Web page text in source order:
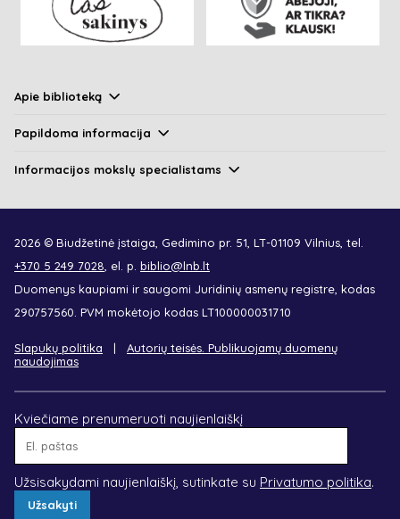
Apie biblioteką
Papildoma informacija
Informacijos mokslų specialistams
2026 © Biudžetinė įstaiga, Gedimino pr. 51, LT-01109 Vilnius, tel.
+370 5 249 7028 , el. p. biblio@lnb.lt
Duomenys kaupiami ir saugomi Juridinių asmenų registre, kodas
290757560. PVM mokėtojo kodas LT100000031710
Slapukų politika
Autorių teisės. Publikuojamų duomenų
naudojimas
Kviečiame prenumeruoti naujienlaiškį
Užsisakydami naujienlaiškį, sutinkate su Privatumo politika.